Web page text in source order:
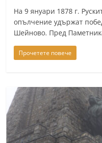
На 9 януари 1878 г.
опълчение удържат
Шейново. Пред
Прочетете повече